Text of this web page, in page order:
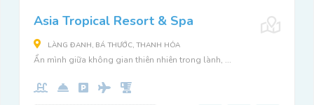
Asia Tropical Resort & Spa
LÀNG ĐANH, BÁ THƯỚC, THANH HÓA
Ẩn mình giữa không gian thiên nhiên trong lành, ...